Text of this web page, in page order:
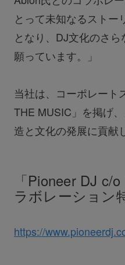
とって未知なるストー
となり、DJ文化のさ
願っています。」
当社は、コーポレート
THE MUSIC」を掲げ
造と文化の発展に貢献
「Pioneer DJ c/
ラボレーション
https://